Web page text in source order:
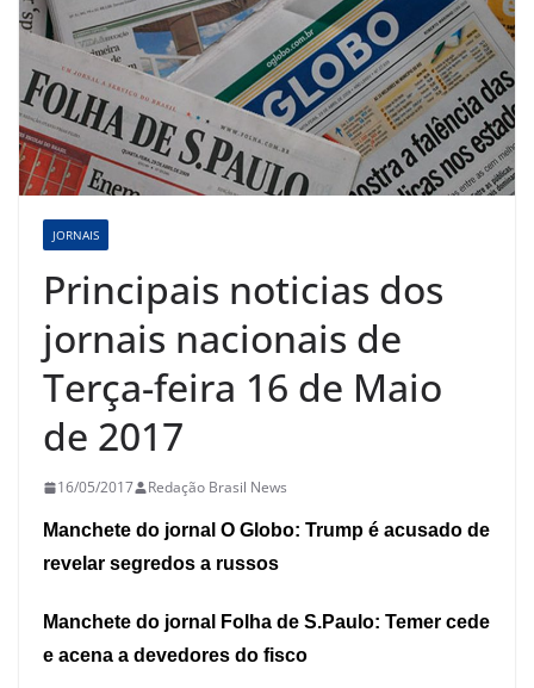
JORNAIS
Principais noticias dos
jornais nacionais de
Terça-feira 16 de Maio
de 2017
16/05/2017 Redação Brasil News
Manchete do jornal O Globo: Trump é acusado de
revelar segredos a russos
Manchete do jornal Folha de S.Paulo: Temer cede
e acena a devedores do fisco